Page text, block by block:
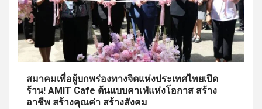
สมาคมเพื่อผู้บกพร่องทางจิตแห่งประเทศไทยเปิด
ร้าน! AMIT Cafe ต้นแบบคาเฟ่แห่งโอกาส สร้าง
อาชีพ สร้างคุณค่า สร้างสังคม